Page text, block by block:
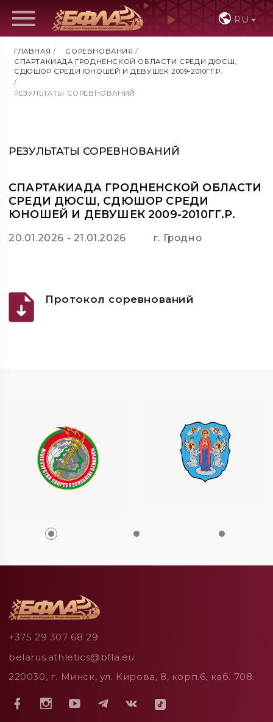
RU
ГЛАВНАЯ / СОРЕВНОВАНИЯ /
СПАРТАКИАДА ГРОДНЕНСКОЙ ОБЛАСТИ СРЕДИ ДЮСШ,
СДЮШОР СРЕДИ ЮНОШЕЙ И ДЕВУШЕК 2009-2010ГГ.Р.
/
РЕЗУЛЬТАТЫ СОРЕВНОВАНИЙ
РЕЗУЛЬТАТЫ СОРЕВНОВАНИЙ
СПАРТАКИАДА ГРОДНЕНСКОЙ ОБЛАСТИ
СРЕДИ ДЮСШ, СДЮШОР СРЕДИ
ЮНОШЕЙ И ДЕВУШЕК 2009-2010ГГ.Р.
20.01.2026 - 21.01.2026 г. Гродно
Протокол соревнований
+375 29 307 68 29
belarus.athletics@bfla.eu
220030, г. Минск, ул. Кирова, 8, корп.6, каб. 708.